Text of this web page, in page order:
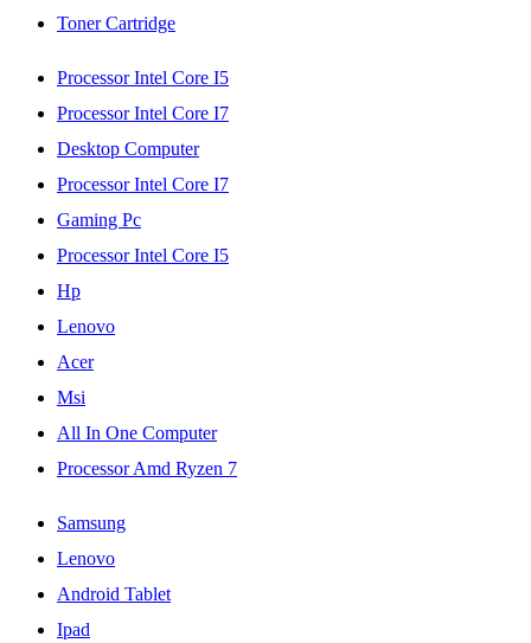
Toner Cartridge
Processor Intel Core I5
Processor Intel Core I7
Desktop Computer
Processor Intel Core I7
Gaming Pc
Processor Intel Core I5
Hp
Lenovo
Acer
Msi
All In One Computer
Processor Amd Ryzen 7
Samsung
Lenovo
Android Tablet
Ipad